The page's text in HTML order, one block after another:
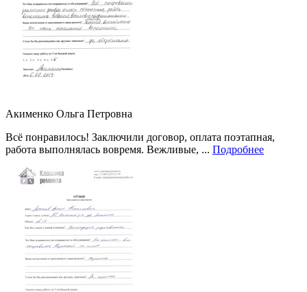
Акименко Ольга Петровна
Всё понравилось! Заключили договор, оплата поэтапная,
работа выполнялась вовремя. Вежливые, ... Подробнее